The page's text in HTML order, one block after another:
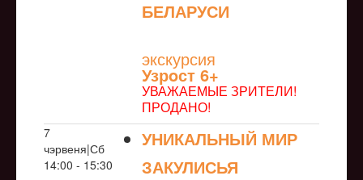
БЕЛАРУСИ
экскурсия
Узрoст 6+
УВАЖАЕМЫЕ ЗРИТЕЛИ!
ПРОДАНО!
7
чэрвеня|Сб
14:00 - 15:30
УНИКАЛЬНЫЙ МИР
ЗАКУЛИСЬЯ